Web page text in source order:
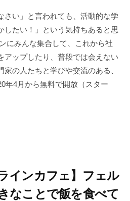
さい」と言われても、活動的な学
したい！」という気持ちあると思
にみんな集合して、これから社
アップしたり、普段では会えない
の人たちと学びや交流のある、
年4月から無料で開放（スター
インカフェ】フェル
なことで飯を食べて